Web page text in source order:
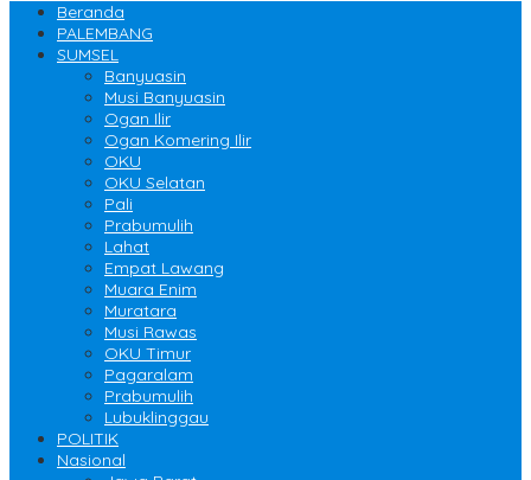
Beranda
PALEMBANG
SUMSEL
Banyuasin
Musi Banyuasin
Ogan Ilir
Ogan Komering Ilir
OKU
OKU Selatan
Pali
Prabumulih
Lahat
Empat Lawang
Muara Enim
Muratara
Musi Rawas
OKU Timur
Pagaralam
Prabumulih
Lubuklinggau
POLITIK
Nasional